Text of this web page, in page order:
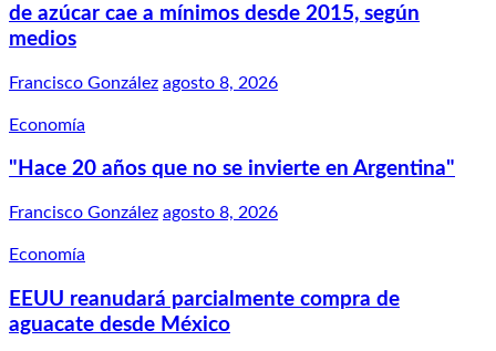
de azúcar cae a mínimos desde 2015, según
medios
Francisco González agosto 8, 2026
Economía
"Hace 20 años que no se invierte en Argentina"
Francisco González agosto 8, 2026
Economía
EEUU reanudará parcialmente compra de
aguacate desde México